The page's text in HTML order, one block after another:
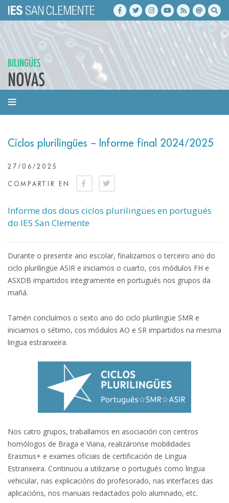
BILINGÜES
NOVAS
Ciclos plurilingües – Informe final 2024/2025
27/06/2025
COMPARTIR EN
Informe dos dous ciclos plurilingües en portugués
do IES San Clemente
Durante o presente ano escolar, finalizamos o terceiro ano do
ciclo plurilingüe ASIR e iniciamos o cuarto, cos módulos FH e
ASXDB impartidos integramente en portugués nos grupos da
mañá.
Tamén concluímos o sexto ano do ciclo plurilingüe SMR e
iniciamos o sétimo, cos módulos AO e SR impartidos na mesma
lingua estranxeira.
Nos catro grupos, traballamos en asociación con centros
homólogos de Braga e Viana, realizáronse mobilidades
Erasmus+ e exames oficiais de certificación de Lingua
Estranxeira. Continuou a utilizarse o portugués como lingua
vehicular, nas explicacións do profesorado, nas interfaces das
aplicacións, nos manuais redactados polo alumnado, etc.